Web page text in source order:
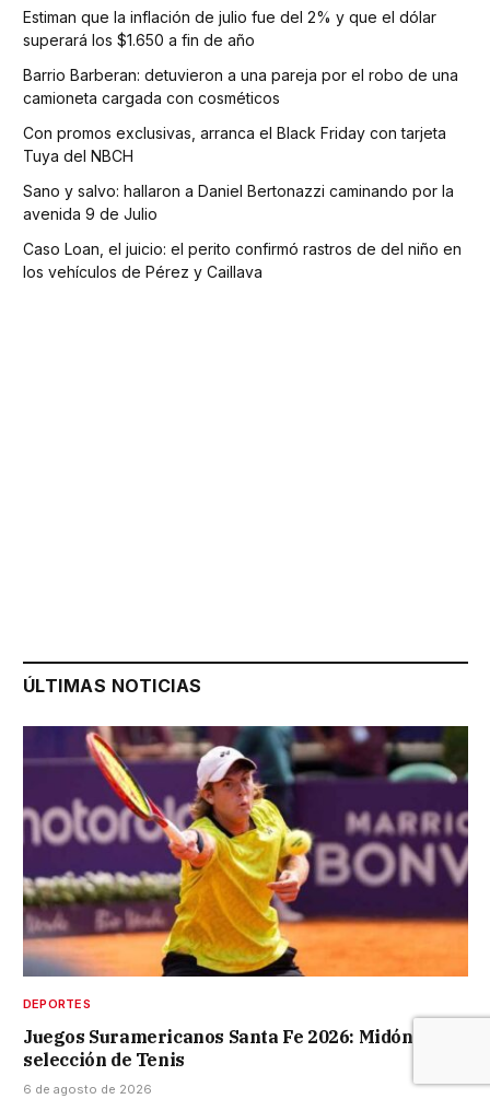
Estiman que la inflación de julio fue del 2% y que el dólar
superará los $1.650 a fin de año
Barrio Barberan: detuvieron a una pareja por el robo de una
camioneta cargada con cosméticos
Con promos exclusivas, arranca el Black Friday con tarjeta
Tuya del NBCH
Sano y salvo: hallaron a Daniel Bertonazzi caminando por la
avenida 9 de Julio
Caso Loan, el juicio: el perito confirmó rastros de del niño en
los vehículos de Pérez y Caillava
ÚLTIMAS NOTICIAS
DEPORTES
Juegos Suramericanos Santa Fe 2026: Midón en la
selección de Tenis
6 de agosto de 2026